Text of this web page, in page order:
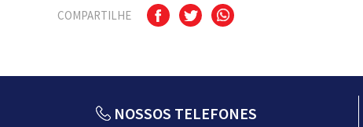
COMPARTILHE
NOSSOS TELEFONES